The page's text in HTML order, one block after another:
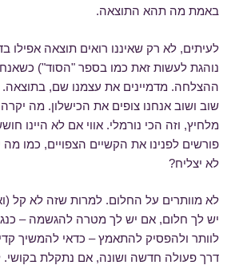
באמת מה תהא התוצאה.
לעיתים, לא רק שאיננו רואים תוצאה אפילו
נוהגת לעשות זאת כמו בספר "הסוד")
ההצלחה. מדמיינים את עצמנו שם, בתוצאה.
שוב ושוב אנחנו צופים את הכישלון. מה
מלחיץ, וזה הכי נורמלי. אווי אם לא היינו
פורשים לפנינו את הקשיים הצפויים, כמו
לא יצליח?
לא מוותרים על החלום. למרות שזה לא קל
יש לך חלום, אם יש לך מטרה להגשמה –
לוותר ולהפסיק להתאמץ – כדאי להמשיך
דרך פעולה חדשה ושונה, אם נתקלת בקושי.